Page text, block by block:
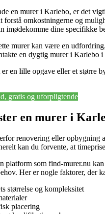
en murer i Karlebo, er det
forstå omkostningerne og
imødekomme dine specifikke
murer kan være en
en dygtig murer i Karlebo i
er en lille opgave eller et større
gratis og uforpligtende
en murer i
renovering eller opbygning
kan du forvente, at
platform som find-murer.nu
Her er nogle faktorer, der
størrelse og kompleksitet
placering